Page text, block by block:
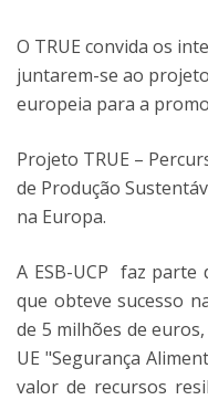
O TRUE convida os
juntarem-se ao
europeia para a
Projeto TRUE –
de Produção
na Europa.
A ESB-UCP faz parte
que obteve sucesso
de 5 milhões de
UE "Segurança
valor de recursos